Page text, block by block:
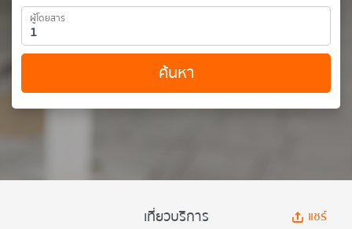
ผู้โดยสาร
ค้นหา
เที่ยวบริการ แชร์